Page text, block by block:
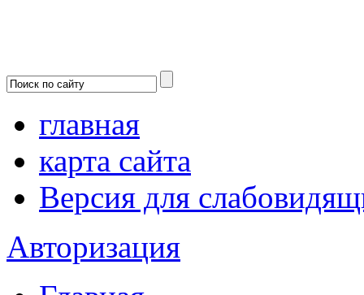
главная
карта сайта
Версия для
Авторизация